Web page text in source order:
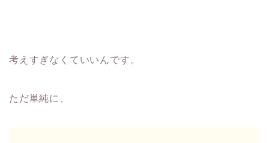
考えすぎなくていいんです。
ただ単純に、